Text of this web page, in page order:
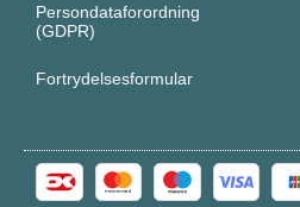
Persondataforordning
(GDPR)
Fortrydelsesformular